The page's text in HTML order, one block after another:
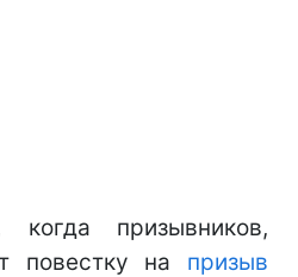
призывников,
повестку на призыв